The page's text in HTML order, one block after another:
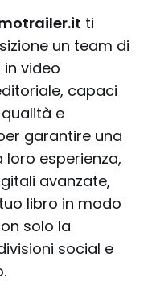
ti
un team di
video
capaci
e
garantire una
loro esperienza,
avanzate,
libro in modo
solo la
social e